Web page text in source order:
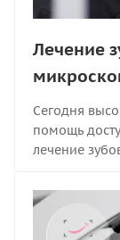
Лечение
Сегодня
помощь
лечение